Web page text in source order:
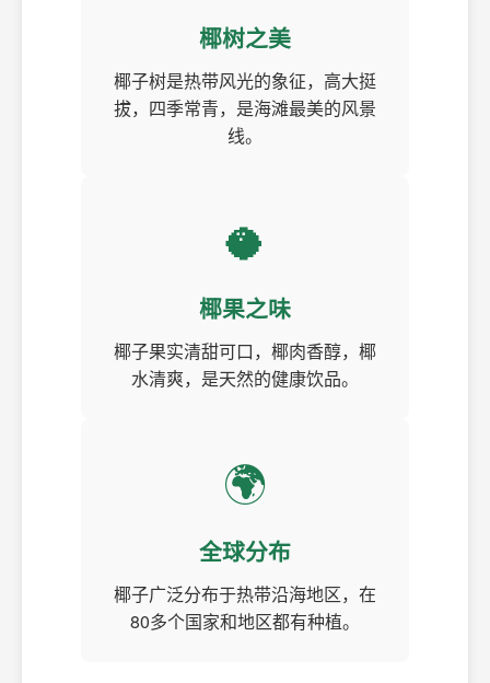
椰树之美
椰子树是热带风光的象征，高大挺
拔，四季常青，是海滩最美的风景
线。
🥥
椰果之味
椰子果实清甜可口，椰肉香醇，椰
水清爽，是天然的健康饮品。
🌍
全球分布
椰子广泛分布于热带沿海地区，在
80多个国家和地区都有种植。